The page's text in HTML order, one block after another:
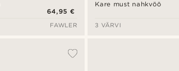
64,95 €
FAWLER
Kare must nahkvöö
3 VÄRVI